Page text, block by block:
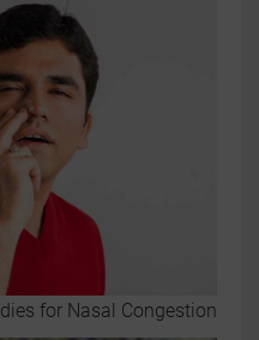
for Nasal Congestion